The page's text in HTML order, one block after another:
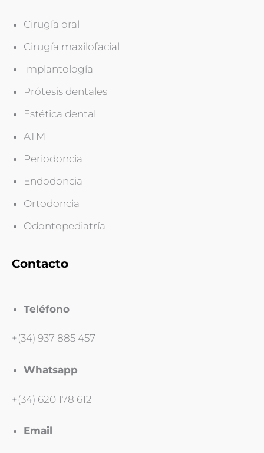
Cirugía oral
Cirugía maxilofacial
Implantología
Prótesis dentales
Estética dental
ATM
Periodoncia
Endodoncia
Ortodoncia
Odontopediatría
Contacto
Teléfono
+(34) 937 885 457
Whatsapp
+(34) 620 178 612
Email